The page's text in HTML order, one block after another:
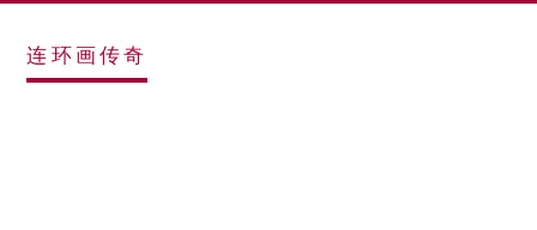
连环画传奇